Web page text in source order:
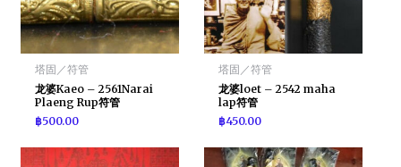
塔固／符管
龙婆Kaeo – 2561Narai
Plaeng Rup符管
฿500.00
塔固／符管
龙婆loet – 2542 maha
lap符管
฿450.00